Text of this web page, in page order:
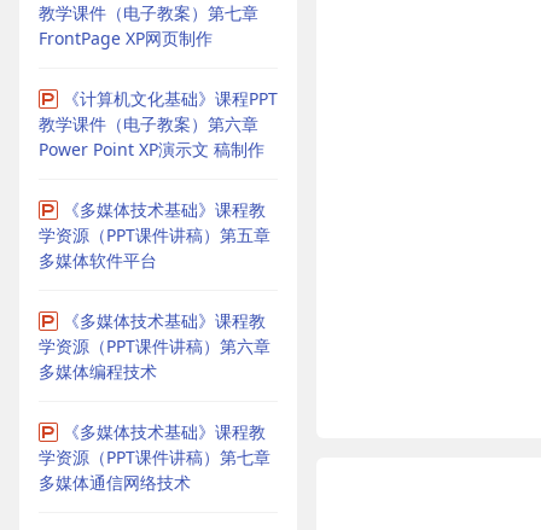
教学课件（电子教案）第七章
FrontPage XP网页制作
《计算机文化基础》课程PPT
教学课件（电子教案）第六章
Power Point XP演示文 稿制作
《多媒体技术基础》课程教
学资源（PPT课件讲稿）第五章
多媒体软件平台
《多媒体技术基础》课程教
学资源（PPT课件讲稿）第六章
多媒体编程技术
《多媒体技术基础》课程教
学资源（PPT课件讲稿）第七章
多媒体通信网络技术